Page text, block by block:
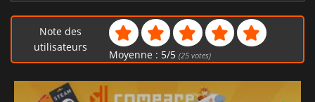
Note des
utilisateurs
Moyenne : 5/5 (25votes)